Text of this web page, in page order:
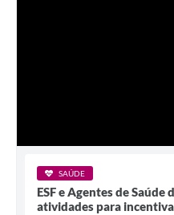
SAÚDE
ESF e Agentes de
atividades para